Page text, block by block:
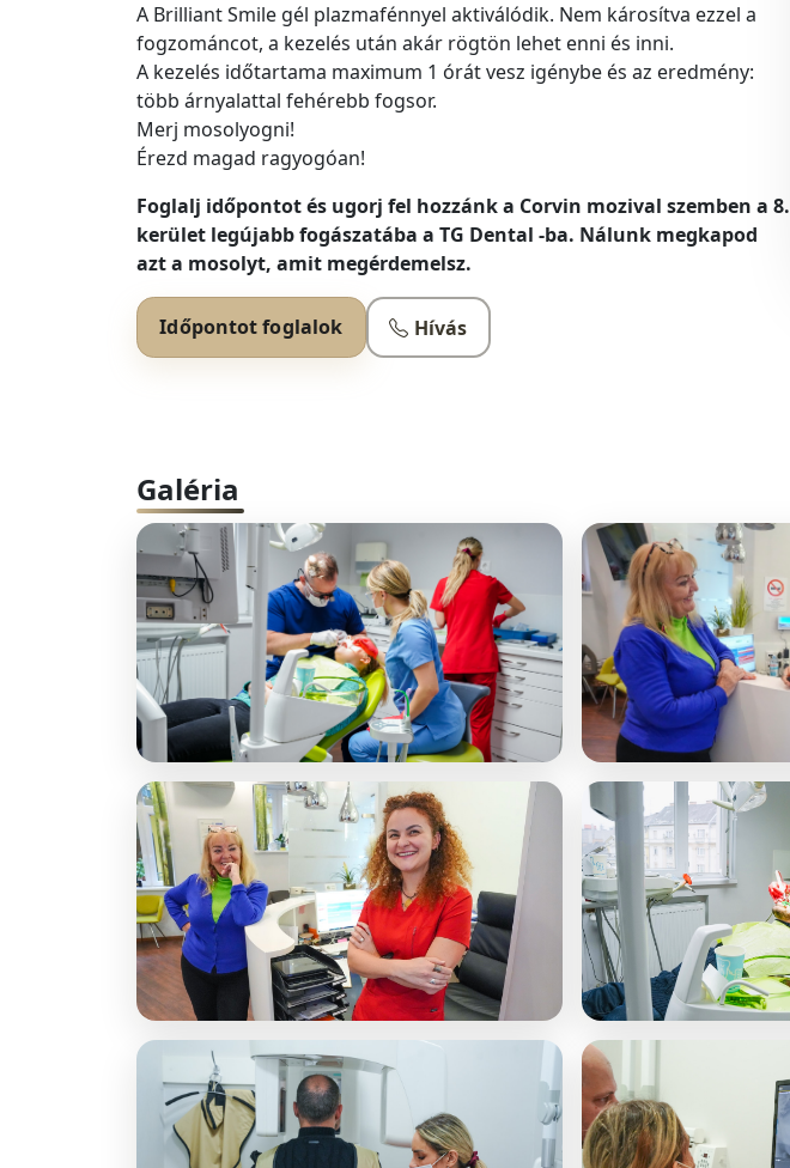
A Brilliant Smile gél plazmafénnyel aktiválódik. Nem károsítva ezzel a
fogzománcot, a kezelés után akár rögtön lehet enni és inni.
A kezelés időtartama maximum 1 órát vesz igénybe és az eredmény:
több árnyalattal fehérebb fogsor.
Merj mosolyogni!
Érezd magad ragyogóan!
Foglalj időpontot és ugorj fel hozzánk a Corvin mozival szemben a 8.
kerület legújabb fogászatába a TG Dental -ba. Nálunk megkapod
azt a mosolyt, amit megérdemelsz.
Időpontot foglalok Hívás
Galéria